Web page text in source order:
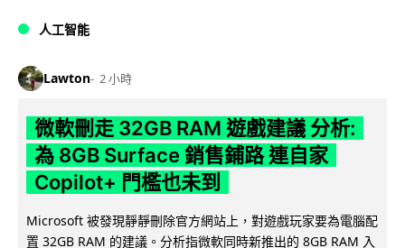
人工智能
Lawton 2 小時
微軟刪走 32GB RAM 遊戲建議 分析:
為 8GB Surface 銷售鋪路 連自家
Copilot+ 門檻也未到
Microsoft 被發現靜靜刪除官方網站上，對遊戲玩家要為電腦配
置 32GB RAM 的建議。分析指微軟同時新推出的 8GB RAM 入